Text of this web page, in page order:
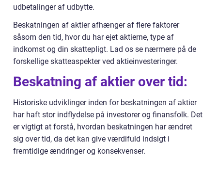
udbetalinger af udbytte.
Beskatningen af aktier afhænger af flere faktorer
såsom den tid, hvor du har ejet aktierne, type af
indkomst og din skattepligt. Lad os se nærmere på de
forskellige skatteaspekter ved aktieinvesteringer.
Beskatning af aktier over tid:
Historiske udviklinger inden for beskatningen af aktier
har haft stor indflydelse på investorer og finansfolk. Det
er vigtigt at forstå, hvordan beskatningen har ændret
sig over tid, da det kan give værdifuld indsigt i
fremtidige ændringer og konsekvenser.